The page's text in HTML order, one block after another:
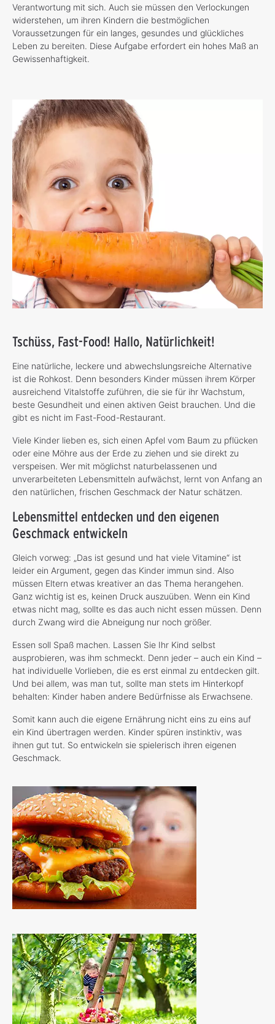
Verantwortung mit sich. Auch sie müssen den Verlockungen
widerstehen, um ihren Kindern die bestmöglichen
Voraussetzungen für ein langes, gesundes und glückliches
Leben zu bereiten. Diese Aufgabe erfordert ein hohes Maß an
Gewissenhaftigkeit.
Tschüss, Fast-Food! Hallo, Natürlichkeit!
Eine natürliche, leckere und abwechslungsreiche Alternative
ist die Rohkost. Denn besonders Kinder müssen ihrem Körper
ausreichend Vitalstoffe zuführen, die sie für ihr Wachstum,
beste Gesundheit und einen aktiven Geist brauchen. Und die
gibt es nicht im Fast-Food-Restaurant.
Viele Kinder lieben es, sich einen Apfel vom Baum zu pflücken
oder eine Möhre aus der Erde zu ziehen und sie direkt zu
verspeisen. Wer mit möglichst naturbelassenen und
unverarbeiteten Lebensmitteln aufwächst, lernt von Anfang an
den natürlichen, frischen Geschmack der Natur schätzen.
Lebensmittel entdecken und den eigenen
Geschmack entwickeln
Gleich vorweg: „Das ist gesund und hat viele Vitamine“ ist
leider ein Argument, gegen das Kinder immun sind. Also
müssen Eltern etwas kreativer an das Thema herangehen.
Ganz wichtig ist es, keinen Druck auszuüben. Wenn ein Kind
etwas nicht mag, sollte es das auch nicht essen müssen. Denn
durch Zwang wird die Abneigung nur noch größer.
Essen soll Spaß machen. Lassen Sie Ihr Kind selbst
ausprobieren, was ihm schmeckt. Denn jeder – auch ein Kind –
hat individuelle Vorlieben, die es erst einmal zu entdecken gilt.
Und bei allem, was man tut, sollte man stets im Hinterkopf
behalten: Kinder haben andere Bedürfnisse als Erwachsene.
Somit kann auch die eigene Ernährung nicht eins zu eins auf
ein Kind übertragen werden. Kinder spüren instinktiv, was
ihnen gut tut. So entwickeln sie spielerisch ihren eigenen
Geschmack.